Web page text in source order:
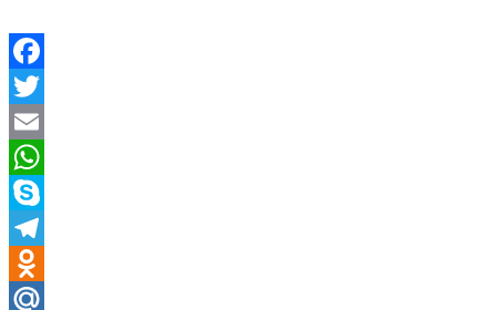
Facebook
Twitter
Email
WhatsApp
Skype
Telegram
Odnoklassniki